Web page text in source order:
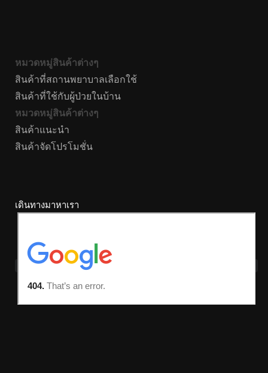
หมวดหมู่สินค้าต่างๆ
สินค้าที่สถานพยาบาลเลือกใช้
สินค้าที่ใช้กับผู้ป่วยในบ้าน
หมวดหมู่สินค้าต่างๆ
สินค้าแนะนำ
สินค้าจัดโปรโมชั่น
เดินทางมาหาเรา